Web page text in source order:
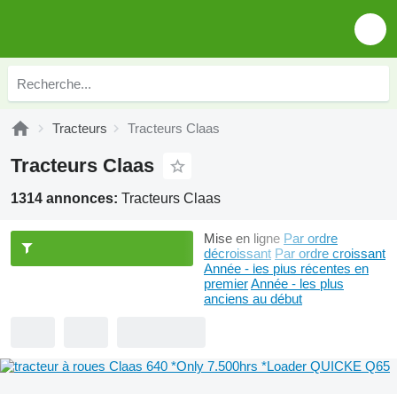
Tracteurs Tracteurs Claas
Tracteurs Claas
1314 annonces: Tracteurs Claas
Mise en ligne Par ordre
décroissant Par ordre croissant
Année - les plus récentes en
premierAnnée - les plus
anciens au début